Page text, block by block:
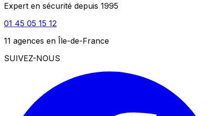
Expert en sécurité depuis 1995
01 45 05 15 12
11 agences en Île-de-France
SUIVEZ-NOUS